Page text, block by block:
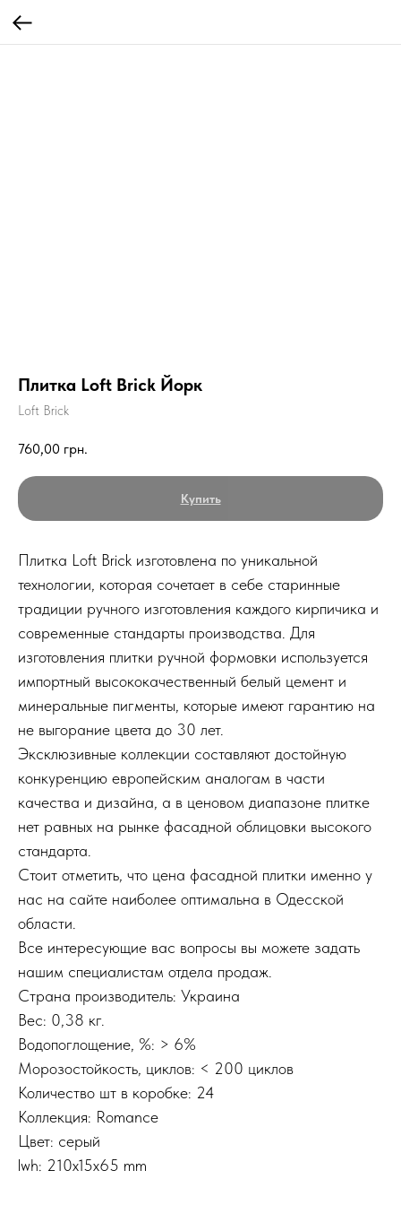
Плитка Loft Brick Йорк
Loft Brick
760,00 грн.
Купить
Плитка Loft Brick изготовлена по уникальной
технологии, которая сочетает в себе старинные
традиции ручного изготовления каждого кирпичика и
современные стандарты производства. Для
изготовления плитки ручной формовки используется
импортный высококачественный белый цемент и
минеральные пигменты, которые имеют гарантию на
не выгорание цвета до 30 лет.
Эксклюзивные коллекции составляют достойную
конкуренцию европейским аналогам в части
качества и дизайна, а в ценовом диапазоне плитке
нет равных на рынке фасадной облицовки высокого
стандарта.
Стоит отметить, что цена фасадной плитки именно у
нас на сайте наиболее оптимальна в Одесской
области.
Все интересующие вас вопросы вы можете задать
нашим специалистам отдела продаж.
Страна производитель: Украина
Вес: 0,38 кг.
Водопоглощение, %: > 6%
Морозостойкость, циклов: < 200 циклов
Количество шт в коробке: 24
Коллекция: Romance
Цвет: серый
lwh: 210x15x65 mm